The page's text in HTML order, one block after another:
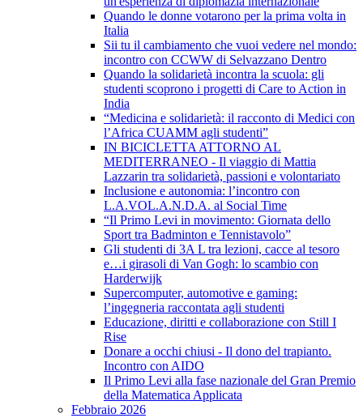
Quando le donne votarono per la prima volta in
Italia
Sii tu il cambiamento che vuoi vedere nel mondo:
incontro con CCWW di Selvazzano Dentro
Quando la solidarietà incontra la scuola: gli
studenti scoprono i progetti di Care to Action in
India
“Medicina e solidarietà: il racconto di Medici con
l’Africa CUAMM agli studenti”
IN BICICLETTA ATTORNO AL
MEDITERRANEO - Il viaggio di Mattia
Lazzarin tra solidarietà, passioni e volontariato
Inclusione e autonomia: l’incontro con
L.A.VOL.A.N.D.A. al Social Time
“Il Primo Levi in movimento: Giornata dello
Sport tra Badminton e Tennistavolo”
Gli studenti di 3A L tra lezioni, cacce al tesoro
e…i girasoli di Van Gogh: lo scambio con
Harderwijk
Supercomputer, automotive e gaming:
l’ingegneria raccontata agli studenti
Educazione, diritti e collaborazione con Still I
Rise
Donare a occhi chiusi - Il dono del trapianto.
Incontro con AIDO
Il Primo Levi alla fase nazionale del Gran Premio
della Matematica Applicata
Febbraio 2026